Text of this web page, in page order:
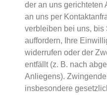
der an uns gerichteten
an uns per
verbleiben bei uns, bis
auffordern, Ihre
widerrufen oder der
entfällt (z. B. nach
Anliegens).
insbesondere